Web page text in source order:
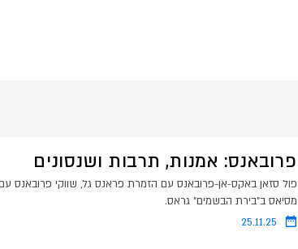
פרובאנס: אמנות, תרבות ושנסונים
פול סזאן באקס-אן-פרובאנס עם הזמרת פראנס גל, שווקי פרובאנס עם
מסיאס ב"בירת הבשמים" גראס.
25.11.25